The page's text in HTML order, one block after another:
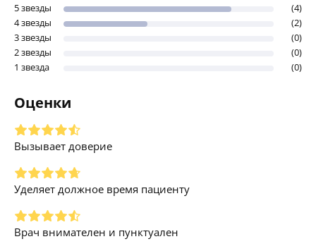
5 звезды
(4)
4 звезды
(2)
3 звезды
(0)
2 звезды
(0)
1 звезда
(0)
Оценки
Вызывает доверие
Уделяет должное время пациенту
Врач внимателен и пунктуален